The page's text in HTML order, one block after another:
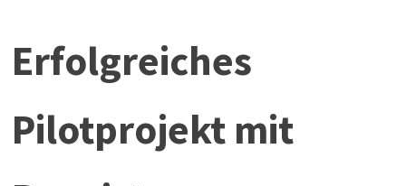
Erfolgreiches
Pilotprojekt mit